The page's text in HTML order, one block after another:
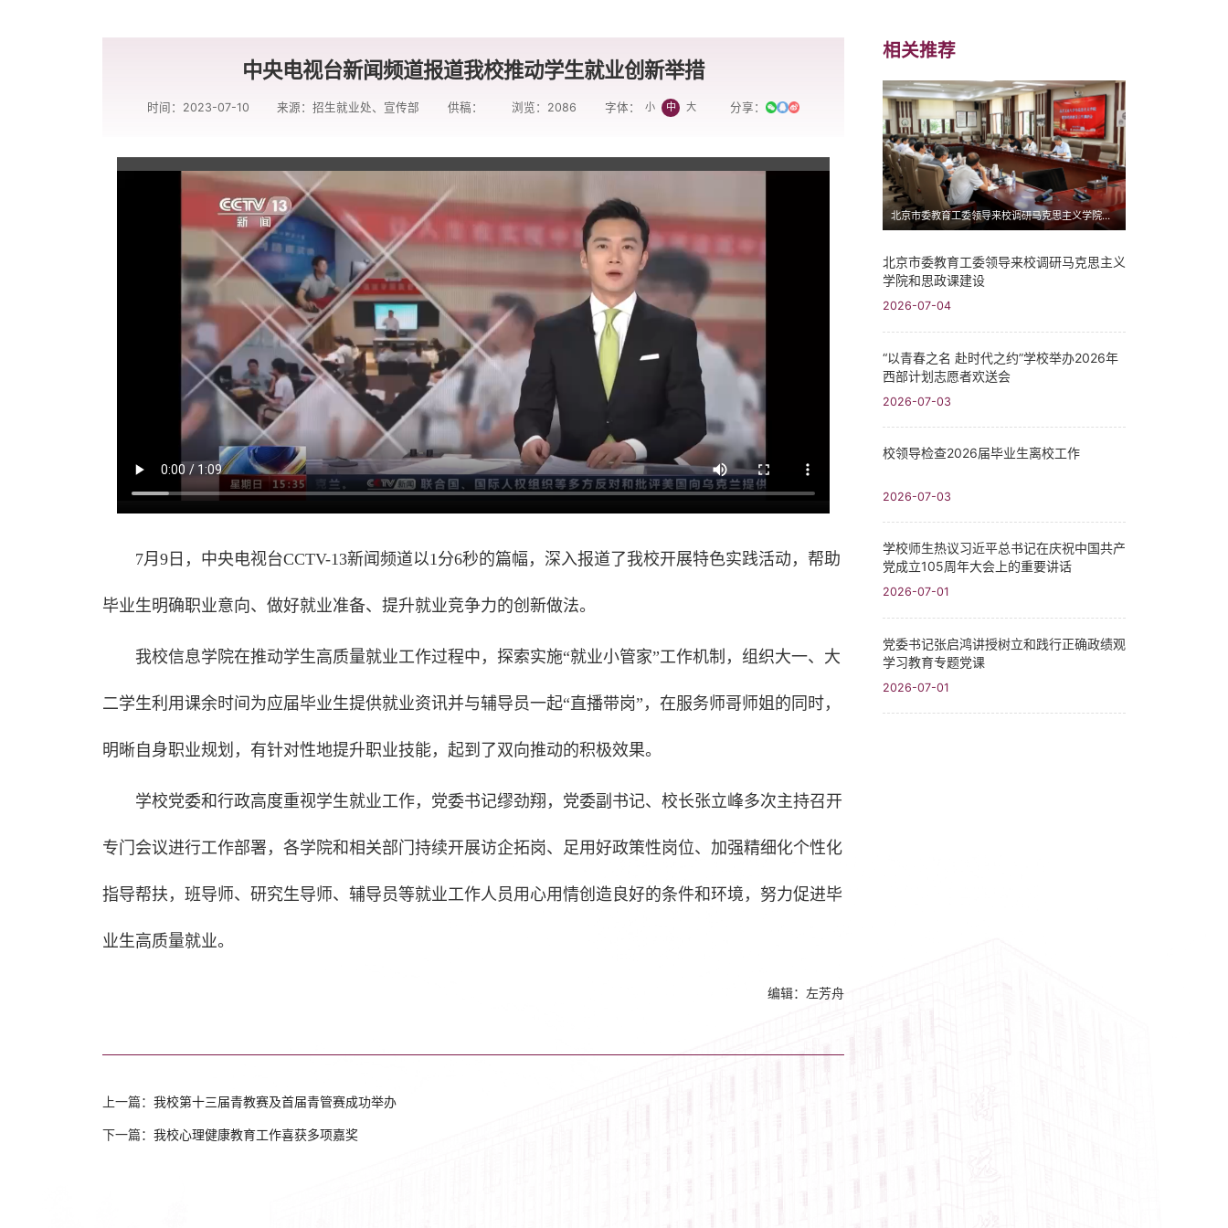
中央电视台新闻频道报道我校推动学生就业创新举措
时间：2023-07-10 来源：招生就业处、宣传部 供稿： 浏览： 2086 字体： 小 中 大 分享：
7月9日，中央电视台CCTV-13新闻频道以1分6秒的篇幅，深入报道了我校开展特色实践活动，帮助
毕业生明确职业意向、做好就业准备、提升就业竞争力的创新做法。
我校信息学院在推动学生高质量就业工作过程中，探索实施“就业小管家”工作机制，组织大一、大
二学生利用课余时间为应届毕业生提供就业资讯并与辅导员一起“直播带岗”，在服务师哥师姐的同时，
明晰自身职业规划，有针对性地提升职业技能，起到了双向推动的积极效果。
学校党委和行政高度重视学生就业工作，党委书记缪劲翔，党委副书记、校长张立峰多次主持召开
专门会议进行工作部署，各学院和相关部门持续开展访企拓岗、足用好政策性岗位、加强精细化个性化
指导帮扶，班导师、研究生导师、辅导员等就业工作人员用心用情创造良好的条件和环境，努力促进毕
业生高质量就业。
编辑：左芳舟
上一篇： 我校第十三届青教赛及首届青管赛成功举办
下一篇： 我校心理健康教育工作喜获多项嘉奖
相关推荐
北京市委教育工委领导来校调研马克思主义学院和思政课建设
北京市委教育工委领导来校调研马克思主义
学院和思政课建设
2026-07-04
“以青春之名 赴时代之约”学校举办2026年
西部计划志愿者欢送会
2026-07-03
校领导检查2026届毕业生离校工作
2026-07-03
学校师生热议习近平总书记在庆祝中国共产
党成立105周年大会上的重要讲话
2026-07-01
党委书记张启鸿讲授树立和践行正确政绩观
学习教育专题党课
2026-07-01